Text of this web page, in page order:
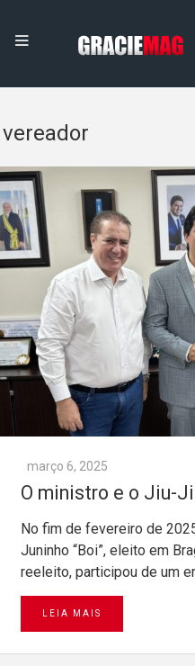
vereador
março 6, 2025
O ministro e o Jiu-
No fim de fevereiro de
Juninho “Boi”, eleito em
reeleito, participou de um
LEIA MAIS